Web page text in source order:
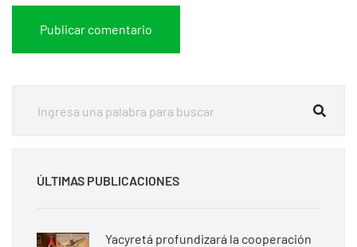
ÚLTIMAS PUBLICACIONES
Yacyretá profundizará la cooperación